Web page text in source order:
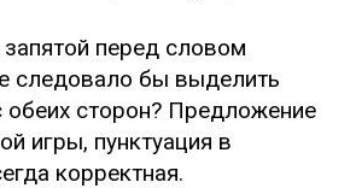
перед словом
следовало бы выделить
обеих сторон? Предложение
игры, пунктуация в
корректная.